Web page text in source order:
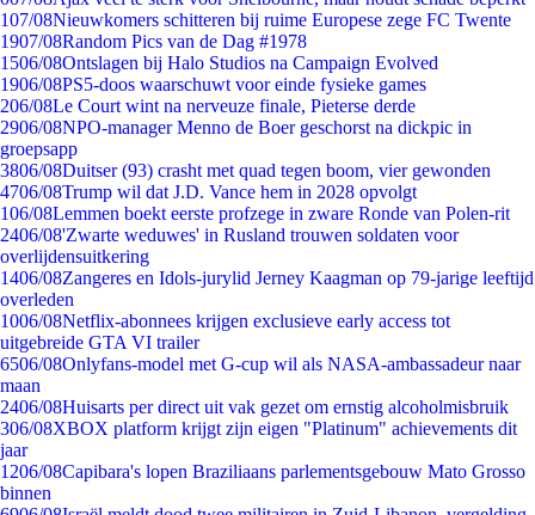
107/08Nieuwkomers schitteren bij ruime Europese zege FC Twente
1907/08Random Pics van de Dag #1978
1506/08Ontslagen bij Halo Studios na Campaign Evolved
1906/08PS5-doos waarschuwt voor einde fysieke games
206/08Le Court wint na nerveuze finale, Pieterse derde
2906/08NPO-manager Menno de Boer geschorst na dickpic in
groepsapp
3806/08Duitser (93) crasht met quad tegen boom, vier gewonden
4706/08Trump wil dat J.D. Vance hem in 2028 opvolgt
106/08Lemmen boekt eerste profzege in zware Ronde van Polen-rit
2406/08'Zwarte weduwes' in Rusland trouwen soldaten voor
overlijdensuitkering
1406/08Zangeres en Idols-jurylid Jerney Kaagman op 79-jarige leeftijd
overleden
1006/08Netflix-abonnees krijgen exclusieve early access tot
uitgebreide GTA VI trailer
6506/08Onlyfans-model met G-cup wil als NASA-ambassadeur naar
maan
2406/08Huisarts per direct uit vak gezet om ernstig alcoholmisbruik
306/08XBOX platform krijgt zijn eigen "Platinum" achievements dit
jaar
1206/08Capibara's lopen Braziliaans parlementsgebouw Mato Grosso
binnen